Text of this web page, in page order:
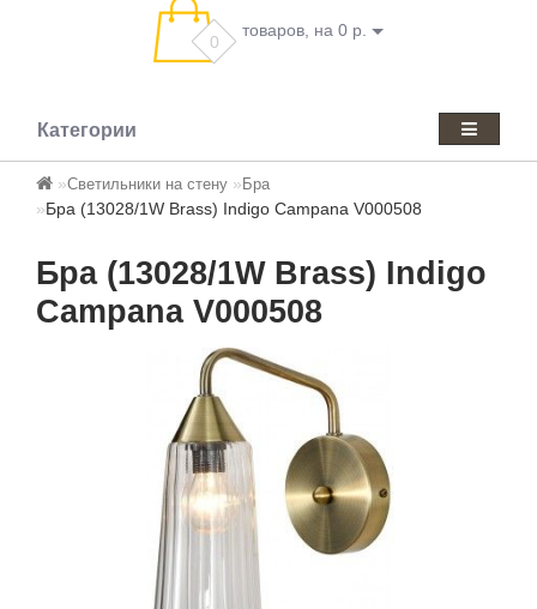
0
товаров, на 0 р.
Категории
Светильники на стену Бра
Бра (13028/1W Brass) Indigo Campana V000508
Бра (13028/1W Brass) Indigo
Campana V000508